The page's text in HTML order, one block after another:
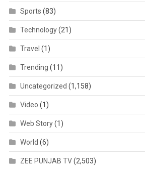
Sports (83)
Technology(21)
Travel (1)
Trending (11)
Uncategorized (1,158)
Video (1)
Web Story(1)
World (6)
ZEE PUNJAB TV(2,503)